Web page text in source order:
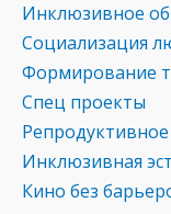
Инклюзивное
Социализация
Формирование
Спец проекты
Инклюзивная
Кино без